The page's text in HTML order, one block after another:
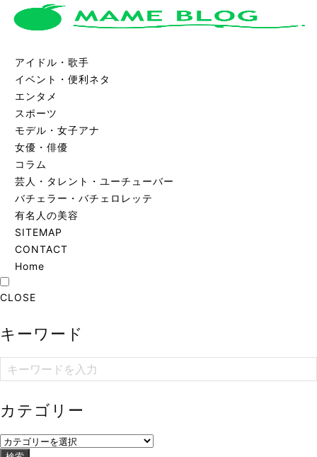
アイドル・歌手
イベント・便利ネタ
エンタメ
スポーツ
モデル・女子アナ
女優・俳優
コラム
芸人・タレント・ユーチューバー
バチェラー・バチェロレッテ
有名人の美容
SITEMAP
CONTACT
Home
CLOSE
キーワード
カテゴリー